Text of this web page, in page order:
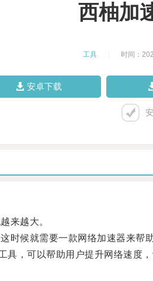
西柚加
工具 时间：
安卓下载
来越大。
候就需要一款网络加速器来帮助
，可以帮助用户提升网络速度，